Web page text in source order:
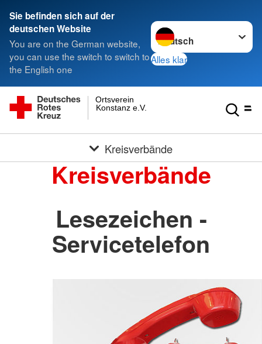
Sie befinden sich auf der
deutschen Website
You are on the German website,
you can use the switch to switch to
the English one
Sprache wechseln zu
Alles klar
Konstanz e.V.
Ortsverein
Kreisverbände
Kreisverbände
Lesezeichen -
Servicetelefon